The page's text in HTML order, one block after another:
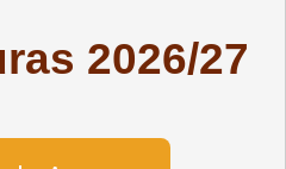
2026/27